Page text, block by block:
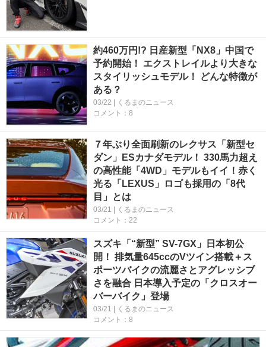
約460万円!? 日産新型「NX8」中国で
予約開始！ エクストレイルより大きな
スタイリッシュモデル！ どんな特徴が
ある？
03/22 | くるまのニュース
コメント：8
７年ぶり全面刷新のレクサス「新型セ
ダン」ESカナダモデル！ 330馬力超え
の高性能「4WD」モデルもイイ！赤く
光る「LEXUS」ロゴも採用の「8代
目」とは
03/21 | くるまのニュース
コメント：22
スズキ「“新型” SV-7GX」日本初公
開！ 排気量645ccのVツイン搭載＋ス
ポーツバイクの流麗さとアグレッシブ
さを融合 日本導入予定の「クロスオー
バーバイク」登場
03/21 | くるまのニュース
コメント：8